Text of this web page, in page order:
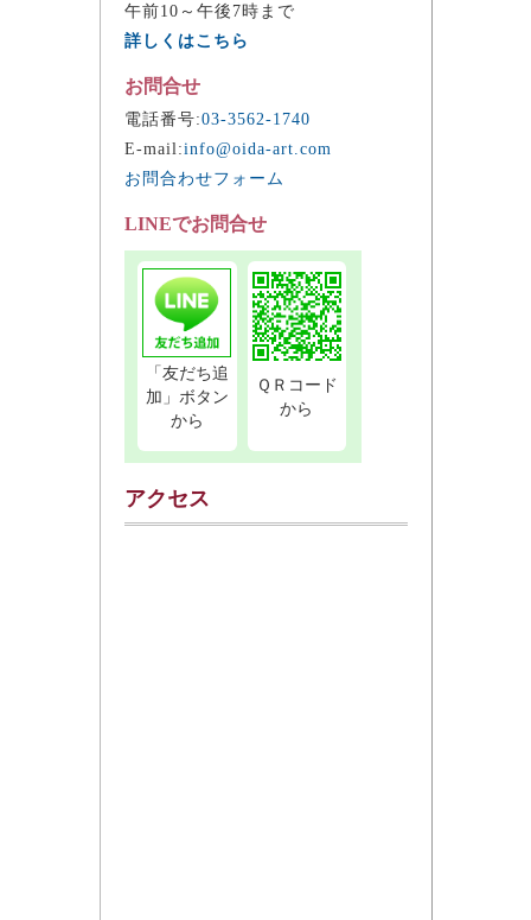
午前10～午後7時まで
詳しくはこちら
お問合せ
電話番号:03-3562-1740
E-mail:info@oida-art.com
お問合わせフォーム
LINEでお問合せ
「友だち追
加」ボタン
から
ＱＲコード
から
アクセス